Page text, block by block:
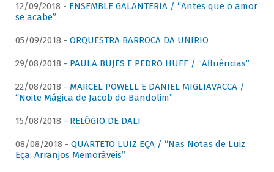
12/09/2018 - ENSEMBLE GALANTERIA / “Antes que o amor
se acabe”
05/09/2018 - ORQUESTRA BARROCA DA UNIRIO
29/08/2018 - PAULA BUJES E PEDRO HUFF / “Afluências”
22/08/2018 - MARCEL POWELL E DANIEL MIGLIAVACCA /
“Noite Mágica de Jacob do Bandolim”
15/08/2018 - RELÓGIO DE DALI
08/08/2018 - QUARTETO LUIZ EÇA / “Nas Notas de Luiz
Eça, Arranjos Memoráveis”